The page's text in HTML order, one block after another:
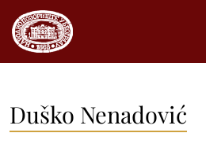
Duško Nenadović